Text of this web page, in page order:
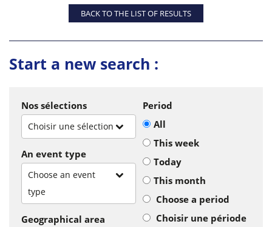
BACK TO THE LIST OF RESULTS
Start a new search :
Nos sélections
Choisir une sélection
An event type
Choose an event
type
Geographical area
Period
All
This week
Today
This month
Choose a period
Choisir une période